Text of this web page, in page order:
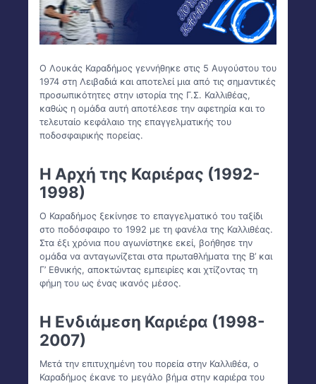
Ο Λουκάς Καραδήμος γεννήθηκε στις 5 Αυγούστου του
1974 στη Λειβαδιά και αποτελεί μια από τις σημαντικές
προσωπικότητες στην ιστορία της Γ.Σ. Καλλιθέας,
καθώς η ομάδα αυτή αποτέλεσε την αφετηρία και το
τελευταίο κεφάλαιο της επαγγελματικής του
ποδοσφαιρικής πορείας.
Η Αρχή της Καριέρας (1992-
1998)
Ο Καραδήμος ξεκίνησε το επαγγελματικό του ταξίδι
στο ποδόσφαιρο το 1992 με τη φανέλα της Καλλιθέας.
Στα έξι χρόνια που αγωνίστηκε εκεί, βοήθησε την
ομάδα να ανταγωνίζεται στα πρωταθλήματα της Β’ και
Γ’ Εθνικής, αποκτώντας εμπειρίες και χτίζοντας τη
φήμη του ως ένας ικανός μέσος.
Η Ενδιάμεση Καριέρα (1998-
2007)
Μετά την επιτυχημένη του πορεία στην Καλλιθέα, ο
Καραδήμος έκανε το μεγάλο βήμα στην καριέρα του